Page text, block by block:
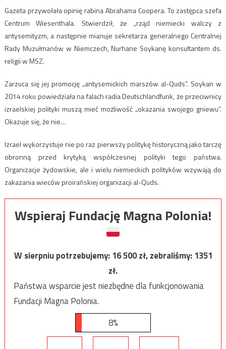
Gazeta przywołała opinię rabina Abrahama Coopera. To zastępca szefa
Centrum Wiesenthala. Stwierdził, że „rząd niemiecki walczy z
antysemityzm, a następnie mianuje sekretarza generalnego Centralnej
Rady Muzułmanów w Niemczech, Nurhane Soykanę konsultantem ds.
religii w MSZ.
Zarzuca się jej promocję „antysemickich marszów al-Quds”. Soykan w
2014 roku powiedziała na falach radia Deutschlandfunk, że przeciwnicy
izraelskiej polityki muszą mieć możliwość „okazania swojego gniewu”.
Okazuje się, że nie…
Izrael wykorzystuje nie po raz pierwszy politykę historyczną jako tarczę
obronną przed krytyką współczesnej polityki tego państwa.
Organizacje żydowskie, ale i wielu niemieckich polityków wzywają do
zakazania wieców proirańskiej organizacji al-Quds.
Wspieraj Fundację Magna Polonia!
W sierpniu potrzebujemy:16 500zł, zebraliśmy:1351
zł.
Państwa wsparcie jest niezbędne dla funkcjonowania
Fundacji Magna Polonia.
8%